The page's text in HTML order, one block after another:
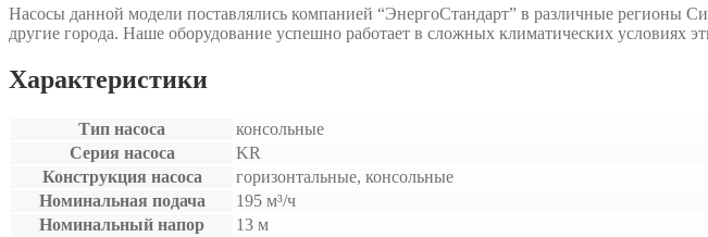
Насосы данной модели поставлялись компанией “ЭнергоСтандарт” в различные регионы
другие города. Наше оборудование успешно работает в сложных климатических условиях
Характеристики
Тип насоса
консольные
Серия насоса
KR
Конструкция насоса
горизонтальные, консольные
Номинальная подача
195 м³/ч
Номинальный напор
13 м